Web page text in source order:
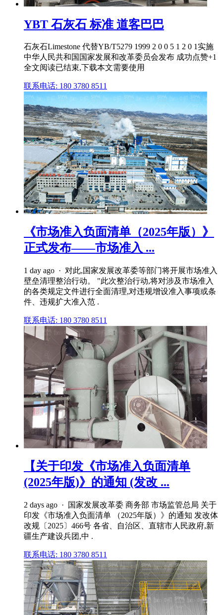
YBT 石灰石 标准 道客巴巴
石灰石Limestone 代替YB/T5279 1999 2 0 0 5 1 2 0 1实施
中华人民共和国国家发展和改革委员会发布 成功点赞+1
全文阅读已结束,下载本文需要使用
联系电话: 180 3780 8511
《市场准入负面清单（2025年版）》
正式发布——市场准入 ...
1 day ago · 对此,国家发展改革委等部门将开展市场准入
壁垒清理整治行动。 "此次整治行动,将对涉及市场准入
的各类规定文件进行全面清理,对违规增设准入事项或条
件、违规扩大准入范 .
联系电话: 180 3780 8511
【关于印发《市场准入负面清单
(2025年版)》的通知 (发改 ...
2 days ago · 国家发展改革委 商务部 市场监管总局 关于
印发《市场准入负面清单 （2025年版）》的通知 发改体
改规〔2025〕466号 各省、自治区、直辖市人民政府,新
疆生产建设兵团,中 .
联系电话: 180 3780 8511